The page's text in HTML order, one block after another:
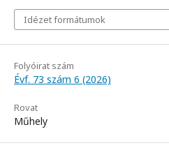
Idézet formátumok
Folyóirat szám
Évf. 73 szám 6 (2026)
Rovat
Műhely